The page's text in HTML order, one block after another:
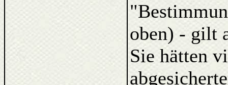
oben) - gilt
Sie hätten